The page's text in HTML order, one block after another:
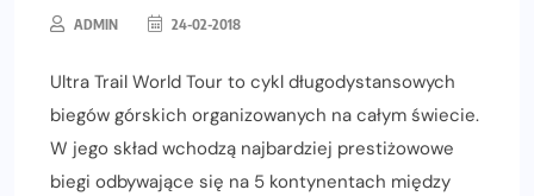
ADMIN 24-02-2018
Ultra Trail World Tour to cykl długodystansowych
biegów górskich organizowanych na całym świecie.
W jego skład wchodzą najbardziej prestiżowowe
biegi odbywające się na 5 kontynentach między